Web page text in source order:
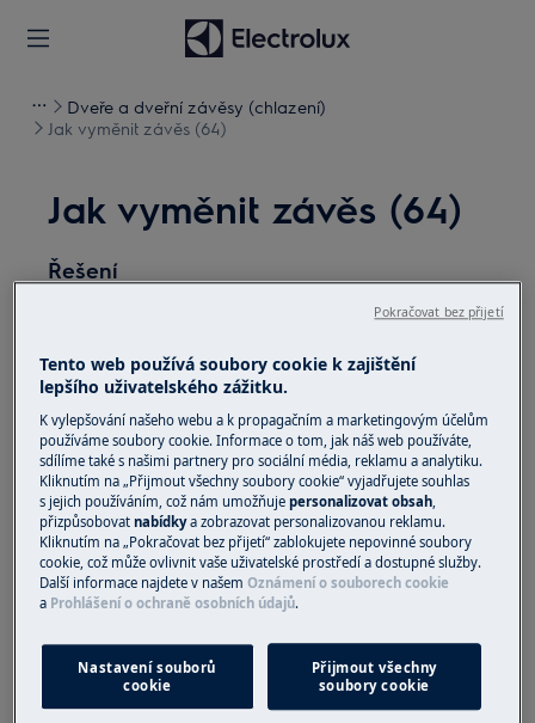
Dveře a dveřní závěsy (chlazení)
Jak vyměnit závěs (64)
Jak vyměnit závěs (64)
Řešení
Před jakoukoli údržbou vypněte spotřebič a
Při přemisťování spotřebičů buďte vždy opatrní, u
těžkých spotřebičů je nutné jej přemisťovat dvěma
osobami.
Vždy používejte ochranné rukavice a přiloženou
obuv.
Vezměte prosím na vědomí, že neopravitelná nebo
neodborná oprava může mít bezpečnostní důsledky,
Pokyny pro zadní dveře poskytují informace o
tom, jak demontovat a namontovat dveře a
Tento web používá soubory cookie k zajištění
lepšího uživatelského zážitku.
K vylepšování našeho webu a k propagačním a marketingovým účelům
používáme soubory cookie. Informace o tom, jak náš web používáte,
sdílíme také s našimi partnery pro sociální média, reklamu a analytiku.
Kliknutím na „Přijmout všechny soubory cookie“ vyjadřujete souhlas
s jejich používáním, což nám umožňujepersonalizovat obsah,
přizpůsobovatnabídkya zobrazovat personalizovanou reklamu.
Kliknutím na „Pokračovat bez přijetí“ zablokujete nepovinné soubory
cookie, což může ovlivnit vaše uživatelské prostředí a dostupné služby.
Další informace najdete v našemOznámení o souborech cookie
a Prohlášení o ochraně osobních údajů.
Nastavení souborů
cookie
Přijmout všechny
soubory cookie
Pokračovat bez přijetí